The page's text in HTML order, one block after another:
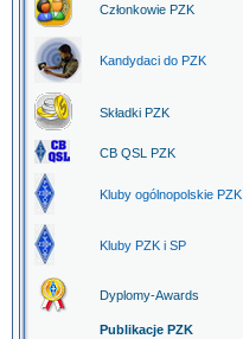
Członkowie PZK
Kandydaci do PZK
Składki PZK
CB QSL PZK
Kluby ogólnopolskie PZK
Kluby PZK i SP
Dyplomy-Awards
Publikacje PZK